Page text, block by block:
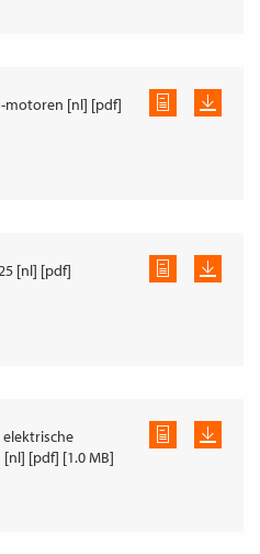
motoren [nl] [pdf]
[nl] [pdf]
[nl] [pdf] [1.0 MB]